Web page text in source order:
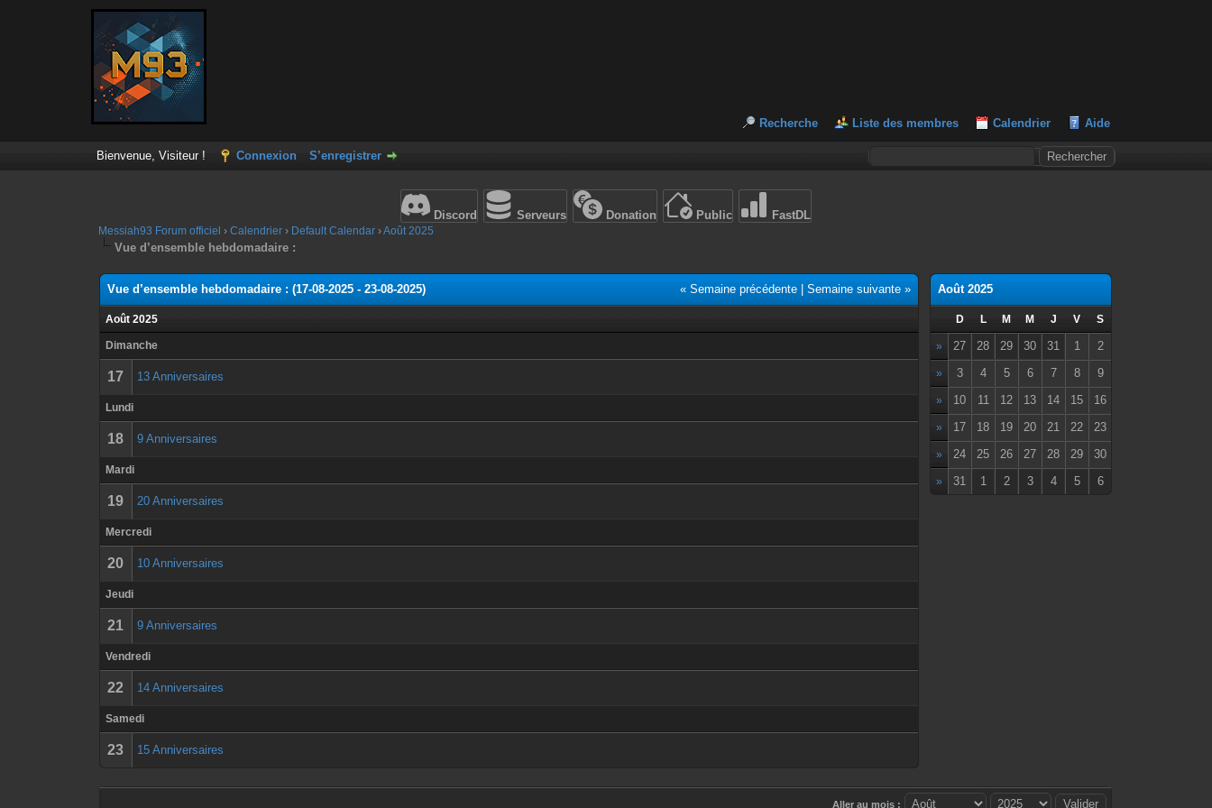
Recherche Liste des membres Calendrier Aide
Bienvenue, Visiteur ! Connexion S’enregistrer
Discord Serveurs Donation Public FastDL
Messiah93 Forum officiel ›Calendrier › Default Calendar ›Août 2025
Vue d’ensemble hebdomadaire :
« Semaine précédente |Semaine suivante »
Vue d’ensemble hebdomadaire : (17-08-2025 - 23-08-2025)
Août 2025
Dimanche
17 13 Anniversaires
Lundi
18 9 Anniversaires
Mardi
19 20 Anniversaires
Mercredi
20 10 Anniversaires
Jeudi
21 9 Anniversaires
Vendredi
22 14 Anniversaires
Samedi
23 15 Anniversaires
Août 2025
D L M M J V S
» 27 28 29 30 31 1 2
» 3 4 5 6 7 8 9
» 10 11 12 13 14 15 16
» 17 18 19 20 21 22 23
» 24 25 26 27 28 29 30
» 31 1 2 3 4 5 6
Aller au mois :